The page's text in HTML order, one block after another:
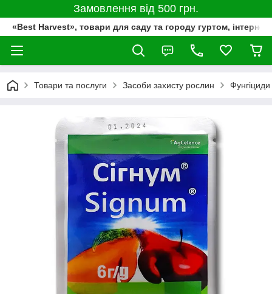
Замовлення від 500 грн.
«Best Harvest», товари для саду та городу гуртом,
Товари та послуги Засоби захисту рослин Фунгіциди